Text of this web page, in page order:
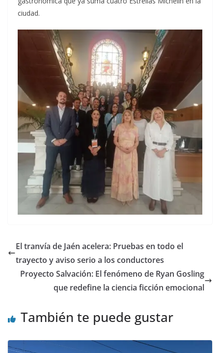
ciudad.
El tranvía de Jaén acelera: Pruebas en todo el
trayecto y aviso serio a los conductores
Proyecto Salvación: El fenómeno de Ryan Gosling
que redefine la ciencia ficción emocional
También te puede gustar